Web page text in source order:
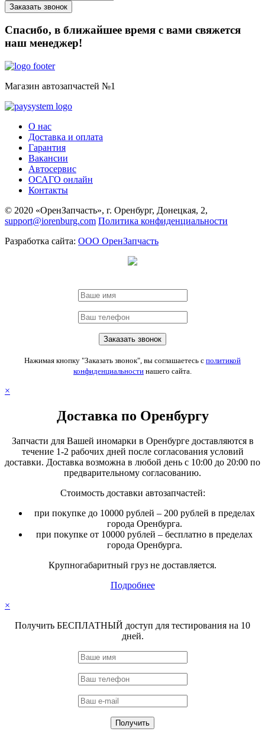
Спасибо, в ближайшее время с вами свяжется
наш менеджер!
Магазин автозапчастей №1
О нас
Доставка и оплата
Гарантия
Вакансии
Автосервис
ОСАГО онлайн
Контакты
© 2020 «ОренЗапчасть», г. Оренбург, Донецкая, 2,
support@iorenburg.com Политика конфиденциальности
Разработка сайта: ООО ОренЗапчасть
Нажимая кнопку "Заказать звонок", вы соглашаетесь с политикой
конфиденциальности нашего сайта.
×
Доставка по Оренбургу
Запчасти для Вашей иномарки в Оренбурге доставляются в
течение 1-2 рабочих дней после согласования условий
доставки. Доставка возможна в любой день с 10:00 до 20:00 по
предварительному согласованию.
Стоимость доставки автозапчастей:
при покупке до 10000 рублей – 200 рублей в пределах
города Оренбурга.
при покупке от 10000 рублей – бесплатно в пределах
города Оренбурга.
Крупногабаритный груз не доставляется.
Подробнее
×
Получить БЕСПЛАТНЫЙ доступ для тестирования на 10
дней.